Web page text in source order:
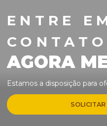
ENTRE
CONTATO
AGORA
Estamos a disposição para